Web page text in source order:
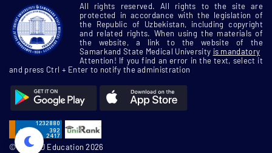
All rights reserved. All rights to the site are
protected in accordance with the legislation of
the Republic of Uzbekistan, including copyright
and related rights. When using the materials of
the website, a link to the website of the
Samarkand State Medical University is mandatory
Attention! If you find an error in the text, select it
and press Ctrl + Enter to notify the administration
© SamMU Education 2026